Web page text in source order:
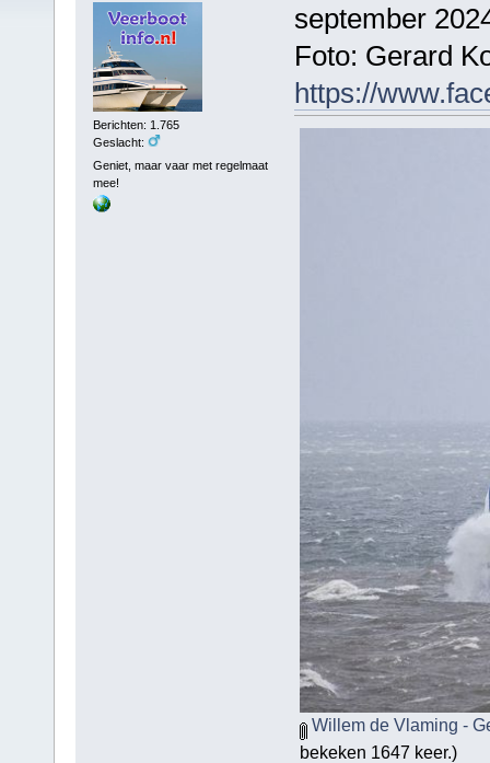
Berichten: 1.765
Geslacht:
Geniet, maar vaar met regelmaat
mee!
september
Foto: Gerard
https://
Willem de Vlaming -
bekeken 1647 keer.)